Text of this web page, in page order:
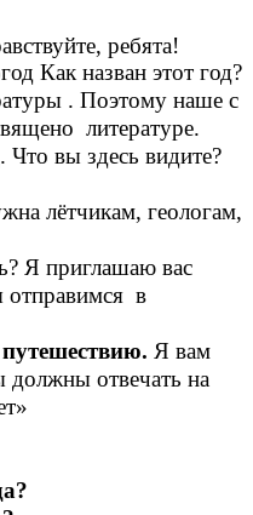
ребята!
Как назван этот год?
. Поэтому наше с
литературе.
Что вы здесь видите?
лётчикам, геологам,
Я приглашаю вас
отправимся в
Я вам
должны отвечать на